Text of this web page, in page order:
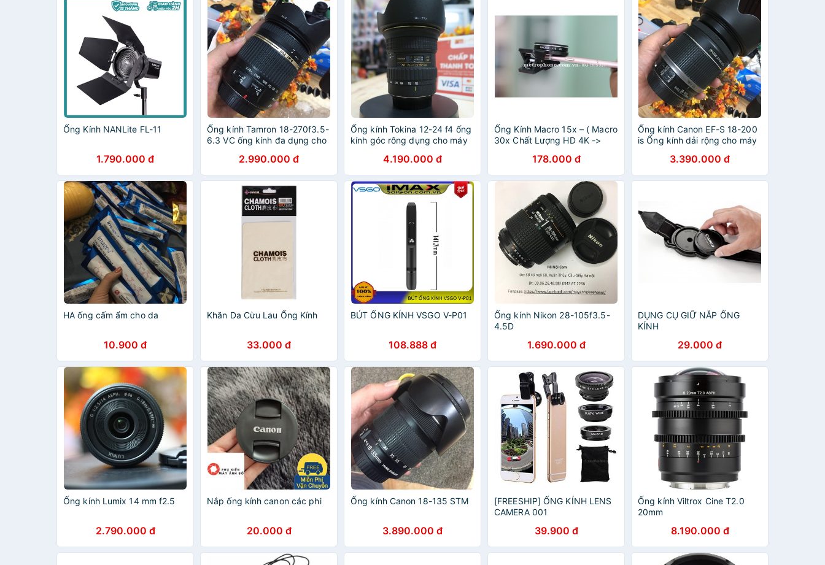
Ống Kính NANLite FL-11
1.790.000 đ
Ống kính Tamron 18-270f3.5-
6.3 VC ống kính đa dụng cho
2.990.000 đ
Ống kính Tokina 12-24 f4 ống
kính góc rông dụng cho máy
4.190.000 đ
Ống Kính Macro 15x – ( Macro
30x Chất Lượng HD 4K ->
178.000 đ
Ống kính Canon EF-S 18-200
is Ống kính dải rộng cho máy
3.390.000 đ
HA ống cấm ẩm cho da
10.900 đ
Khăn Da Cừu Lau Ống Kính
33.000 đ
BÚT ỐNG KÍNH VSGO V-P01
108.888 đ
Ống kính Nikon 28-105f3.5-
4.5D
1.690.000 đ
DỤNG CỤ GIỮ NẮP ỐNG
KÍNH
29.000 đ
Ống kính Lumix 14 mm f2.5
2.790.000 đ
Nắp ống kính canon các phi
20.000 đ
Ống kính Canon 18-135 STM
3.890.000 đ
[FREESHIP] ỐNG KÍNH LENS
CAMERA 001
39.900 đ
Ống kính Viltrox Cine T2.0
20mm
8.190.000 đ